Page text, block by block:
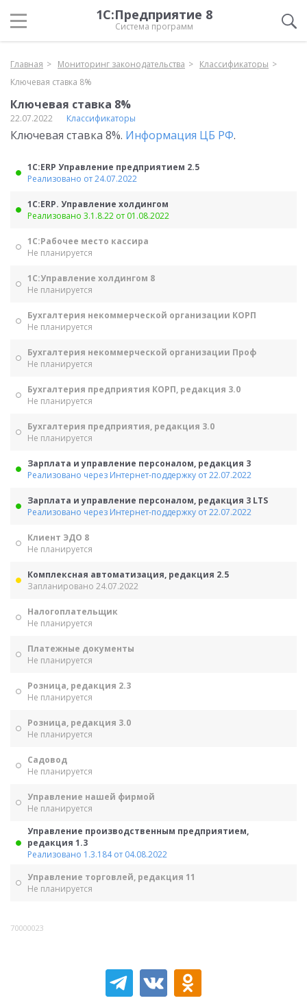
1С:Предприятие 8
Система программ
Главная Мониторинг законодательства
Классификаторы
Ключевая ставка 8%
Ключевая ставка 8%
22.07.2022 Классификаторы
Ключевая ставка 8%. Информация ЦБ РФ.
1С:ERP Управление предприятием 2.5
Реализовано от 24.07.2022
1С:ERP. Управление холдингом
Реализовано 3.1.8.22 от 01.08.2022
1С:Рабочее место кассира
Не планируется
1С:Управление холдингом 8
Не планируется
Бухгалтерия некоммерческой организации КОРП
Не планируется
Бухгалтерия некоммерческой организации Проф
Не планируется
Бухгалтерия предприятия КОРП, редакция 3.0
Не планируется
Бухгалтерия предприятия, редакция 3.0
Не планируется
Зарплата и управление персоналом, редакция 3
Реализовано через Интернет-поддержку от 22.07.2022
Зарплата и управление персоналом, редакция 3 LTS
Реализовано через Интернет-поддержку от 22.07.2022
Клиент ЭДО 8
Не планируется
Комплексная автоматизация, редакция 2.5
Запланировано 24.07.2022
Налогоплательщик
Не планируется
Платежные документы
Не планируется
Розница, редакция 2.3
Не планируется
Розница, редакция 3.0
Не планируется
Садовод
Не планируется
Управление нашей фирмой
Не планируется
Управление производственным предприятием,
редакция 1.3
Реализовано 1.3.184 от 04.08.2022
Управление торговлей, редакция 11
Не планируется
70000023